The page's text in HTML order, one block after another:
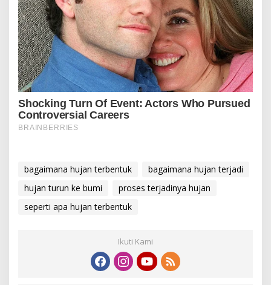
bagaimana hujan terbentuk
bagaimana hujan terjadi
hujan turun ke bumi
proses terjadinya hujan
seperti apa hujan terbentuk
Ikuti Kami